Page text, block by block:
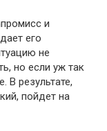
и
его
не
но если уж так
В результате,
пойдет на